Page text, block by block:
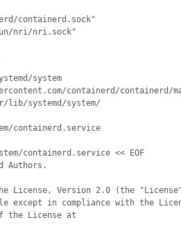
containerd.sock"
nri/nri.sock"
system
containerd/containerd/
lib/systemd/system/
containerd.service
containerd.service << EOF
Authors.
License, Version 2.0 (the
except in compliance with the
the License at